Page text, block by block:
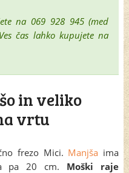
na 069 928 945 (med
čas lahko kupujete na
in veliko
vrtu
frezo Mici. Manjša ima
pa 20 cm. Moški raje